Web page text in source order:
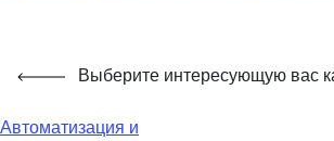
Выберите интересующую вас
Автоматизация и